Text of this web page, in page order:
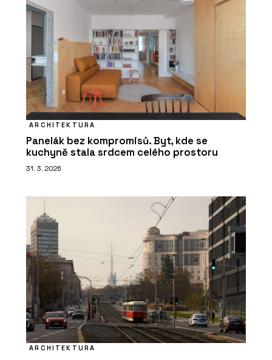
ARCHITEKTURA
Panelák bez kompromisů. Byt, kde se
kuchyně stala srdcem celého prostoru
31. 3. 2026
ARCHITEKTURA